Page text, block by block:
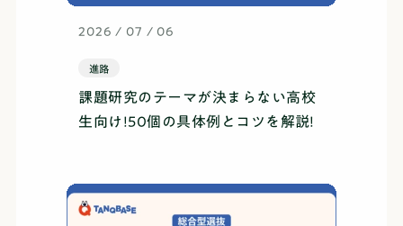
2026 / 07 / 06
進路
課題研究のテーマが決まらない高校
生向け!50個の具体例とコツを解説!